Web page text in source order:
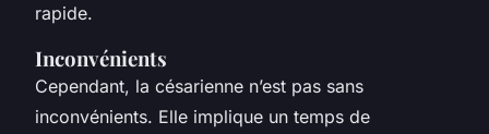
rapide.
Inconvénients
Cependant, la césarienne n’est pas sans
inconvénients. Elle implique un temps de